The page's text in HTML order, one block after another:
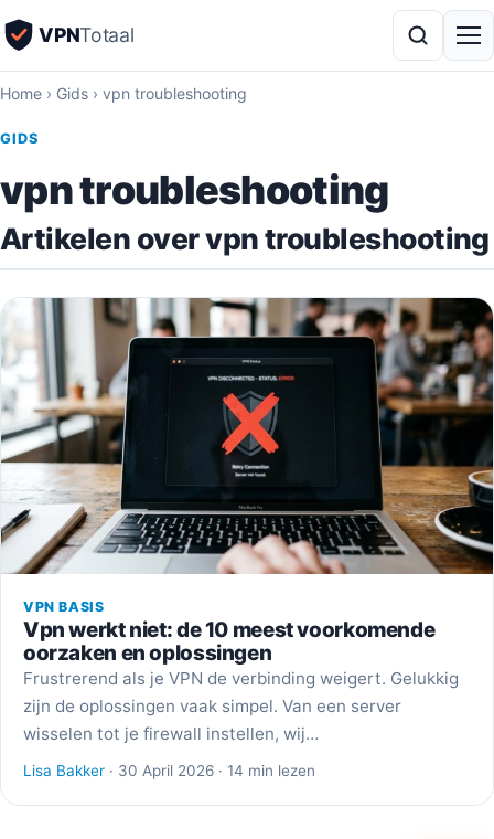
VPNTotaal
Home › Gids › vpn troubleshooting
GIDS
vpn troubleshooting
Artikelen over vpn troubleshooting
VPN BASIS
Vpn werkt niet: de 10 meest voorkomende
oorzaken en oplossingen
Frustrerend als je VPN de verbinding weigert. Gelukkig
zijn de oplossingen vaak simpel. Van een server
wisselen tot je firewall instellen, wij…
Lisa Bakker · 30 April 2026 · 14 min lezen